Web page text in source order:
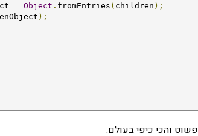
= Object . fromEntries ( children );
);
והכי כיפי בעולם.